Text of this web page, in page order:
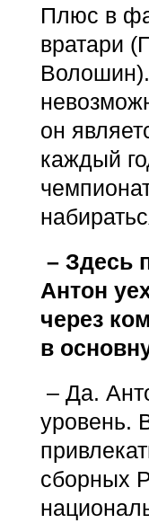
Плюс в
вратари
Волошин).
он
каждый
– Здесь
Антон
через
в
– Да.
уровень.
сборных